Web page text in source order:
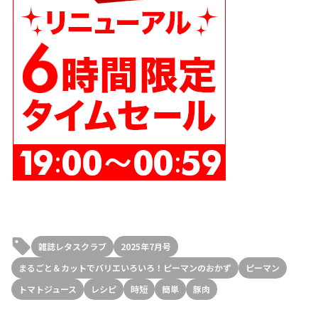
雑誌レタスクラブ
2025年7月号
まるごと＆カットでバリエいろいろ！ピーマンのおかず
ピーマン
トマトジュース
レシピ 時短 簡単 豚肉